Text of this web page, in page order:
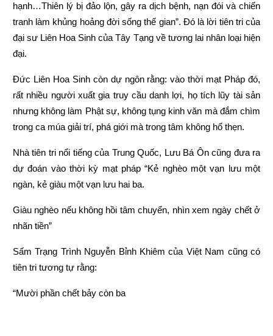
hạnh…Thiên lý bị đảo lộn, gây ra dịch bệnh, nạn đói và chiến
tranh làm khủng hoảng đời sống thế gian”. Đó là lời tiên tri của
đại sư Liên Hoa Sinh của Tây Tạng về tương lai nhân loại hiện
đại.
Đức Liên Hoa Sinh còn dự ngôn rằng: vào thời mạt Pháp đó,
rất nhiều người xuất gia truy cầu danh lợi, họ tích lũy tài sản
nhưng không làm Phật sự, không tụng kinh văn mà đắm chìm
trong ca múa giải trí, phá giới mà trong tâm không hổ thẹn.
Nhà tiên tri nổi tiếng của Trung Quốc, Lưu Bá Ôn cũng đưa ra
dự đoán vào thời kỳ mạt pháp “Kẻ nghèo một vạn lưu một
ngàn, kẻ giàu một vạn lưu hai ba.
Giàu nghèo nếu không hồi tâm chuyển, nhìn xem ngày chết ở
nhãn tiền”
Sấm Trạng Trình Nguyễn Bỉnh Khiêm của Việt Nam cũng có
tiên tri tương tự rằng:
“Mười phần chết bảy còn ba